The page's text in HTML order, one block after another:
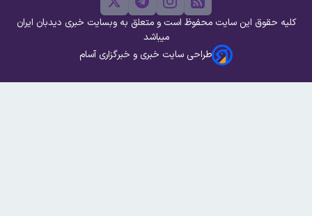
کلیه حقوق این سایت محفوظ است و متعلق به وبسایت خبری دیدبان ایران
میباشد
طراحی سایت خبری و خبرگزاری آسام